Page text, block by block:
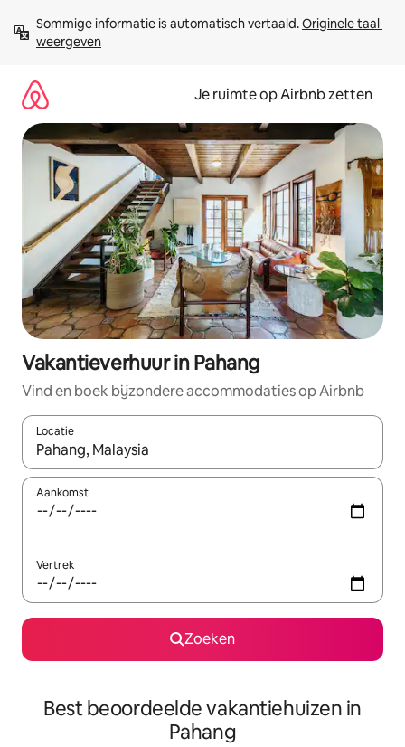
direct
naar
Sommige informatie is automatisch vertaald. Originele taal
weergeven
Je ruimte op Airbnb zetten
Vakantieverhuur in Pahang
Vind en boek bijzondere accommodaties op Airbnb
Locatie
Wanneer er suggesties beschikbaar zijn, maak je een keuze
Aankomst
Vertrek
Zoeken
Best beoordeelde vakantiehuizen in
Pahang